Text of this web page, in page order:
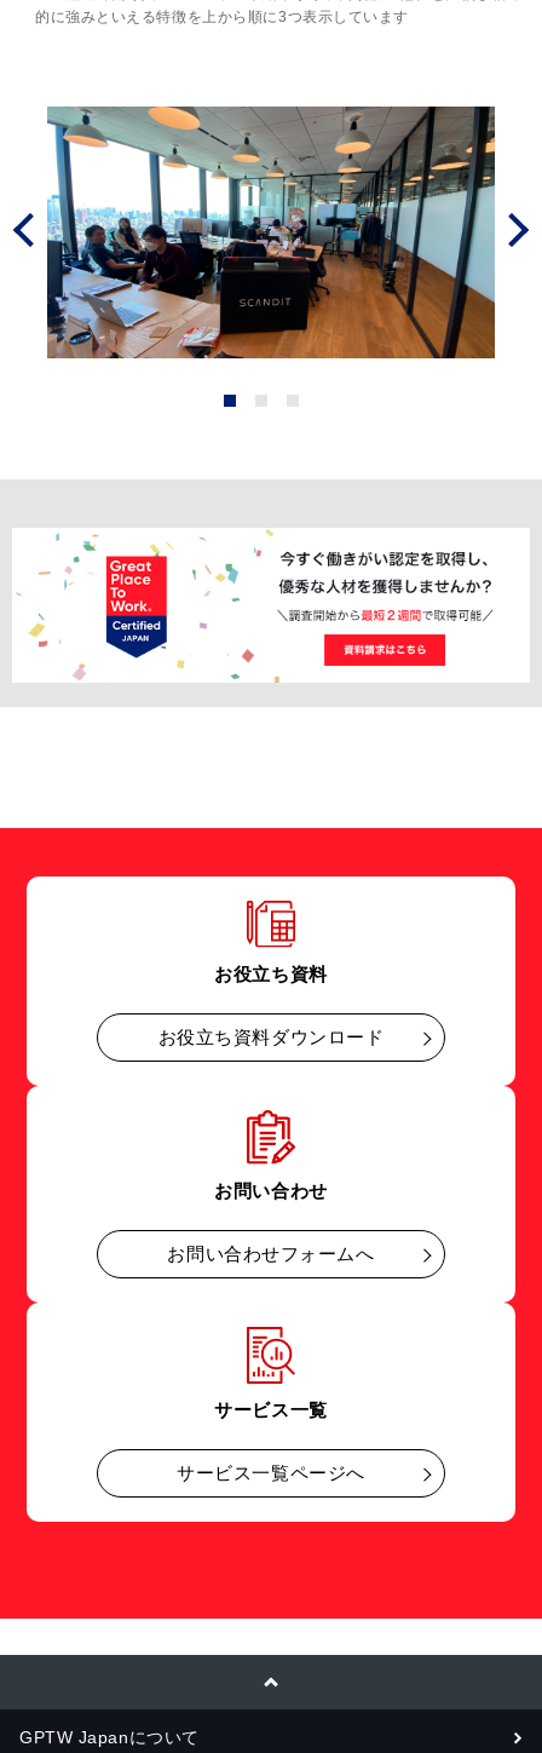
的に強みといえる特徴を上から順に3つ表示しています
Next
Prev
1 2 3
お役立ち資料
お役立ち資料ダウンロード
お問い合わせ
お問い合わせフォームへ
サービス一覧
サービス一覧ページへ
GPTW Japanについて